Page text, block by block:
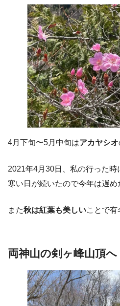
4月下旬〜5月中旬はアカヤシオ
2021年4月30日、私の行った時
寒い日が続いたので今年は遅め
また秋は紅葉も美しいことで有
両神山の剣 ヶ峰山頂へ